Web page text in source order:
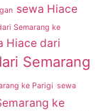
sewa Hiace
Semarang ke
Hiace dari
Semarang
ke Parigi sewa
ke